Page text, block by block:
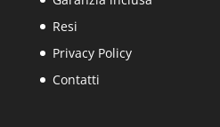
Resi
Privacy Policy
Contatti